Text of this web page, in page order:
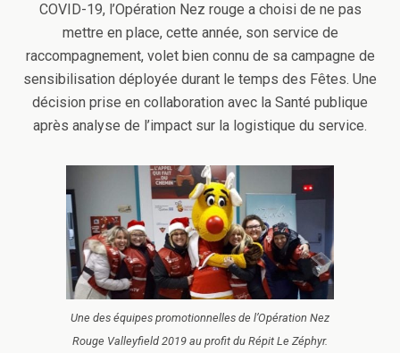
COVID-19, l’Opération Nez rouge a choisi de ne pas
mettre en place, cette année, son service de
raccompagnement, volet bien connu de sa campagne de
sensibilisation déployée durant le temps des Fêtes. Une
décision prise en collaboration avec la Santé publique
après analyse de l’impact sur la logistique du service.
Une des équipes promotionnelles de l’Opération Nez
Rouge Valleyfield 2019 au profit du Répit Le Zéphyr.